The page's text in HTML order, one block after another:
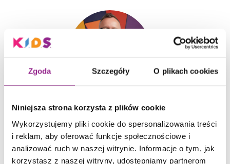
Zgoda Szczegóły O plikach cookies
Niniejsza strona korzysta z plików cookie
Wykorzystujemy pliki cookie do spersonalizowania treści
i reklam, aby oferować funkcje społecznościowe i
analizować ruch w naszej witrynie. Informacje o tym, jak
korzystasz z naszej witryny, udostępniamy partnerom
Paweł Bielski
Wiceprezes Zarządu ds. Projektów